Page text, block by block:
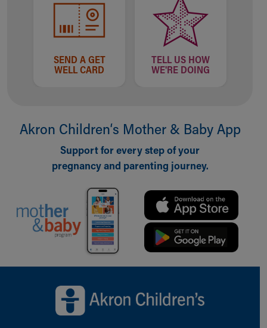
Skip to main content
SEND A GET
WELL CARD
TELL US HOW
WE'RE DOING
Akron Children‘s Mother & Baby App
Support for every step of your
pregnancy and parenting journey.